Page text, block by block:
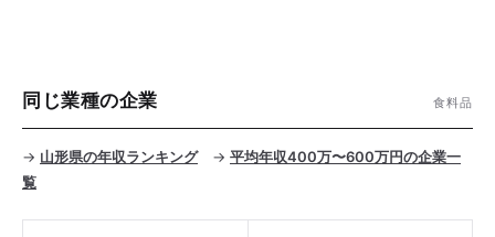
同じ業種の企業 食料品
→ 山形県の年収ランキング→ 平均年収400万〜600万円の企業一
覧